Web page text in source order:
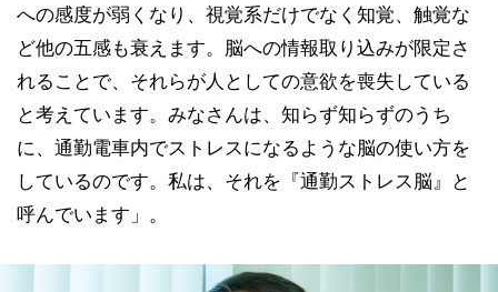
への感度が弱くなり、視覚系だけでなく知覚、触覚な
ど他の五感も衰えます。脳への情報取り込みが限定さ
れることで、それらが人としての意欲を喪失している
と考えています。みなさんは、知らず知らずのうち
に、通勤電車内でストレスになるような脳の使い方を
しているのです。私は、それを『通勤ストレス脳』と
呼んでいます」。